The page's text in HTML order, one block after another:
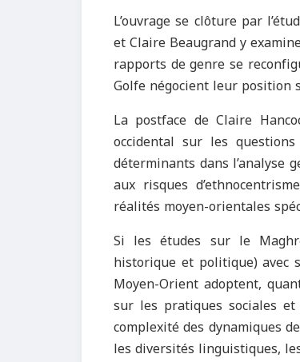
L’ouvrage se clôture par
et Claire Beaugrand y
rapports de genre se
Golfe négocient leur position
La postface de Claire
occidental sur les
déterminants dans l’analyse
aux risques
réalités moyen-orientales
Si les études sur le
historique et politique) avec
Moyen-Orient adoptent,
sur les pratiques sociales
complexité des dynamiques
les diversités linguistiques,